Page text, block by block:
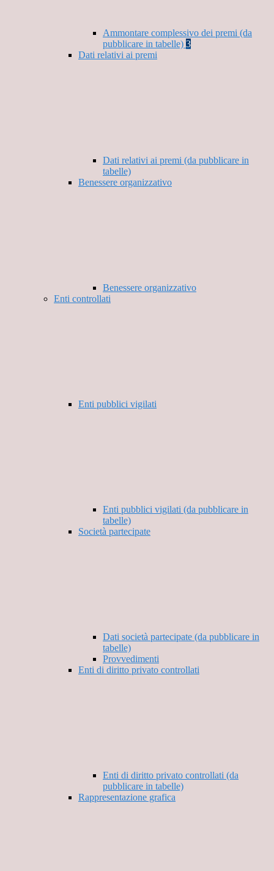
Ammontare complessivo dei premi (da
pubblicare in tabelle) 3
Dati relativi ai premi
Dati relativi ai premi (da pubblicare in
tabelle)
Benessere organizzativo
Benessere organizzativo
Enti controllati
Enti pubblici vigilati
Enti pubblici vigilati (da pubblicare in
tabelle)
Società partecipate
Dati società partecipate (da pubblicare in
tabelle)
Provvedimenti
Enti di diritto privato controllati
Enti di diritto privato controllati (da
pubblicare in tabelle)
Rappresentazione grafica